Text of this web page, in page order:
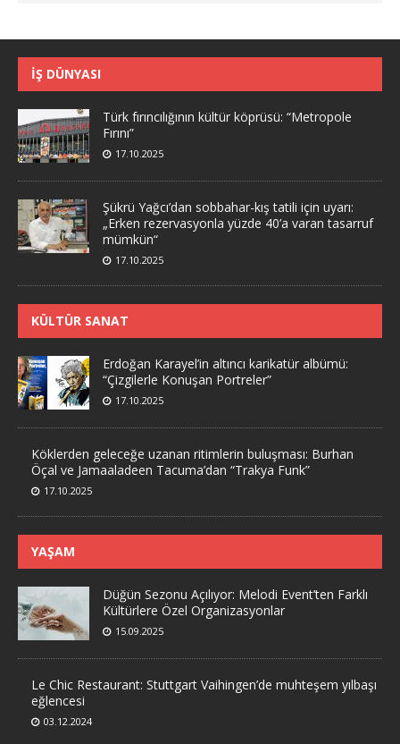
İŞ DÜNYASI
Türk fırıncılığının kültür köprüsü: “Metropole
Fırını”
17.10.2025
Şükrü Yağcı’dan sobbahar-kış tatili için uyarı:
„Erken rezervasyonla yüzde 40’a varan tasarruf
mümkün“
17.10.2025
KÜLTÜR SANAT
Erdoğan Karayel’in altıncı karikatür albümü:
“Çizgilerle Konuşan Portreler”
17.10.2025
Köklerden geleceğe uzanan ritimlerin buluşması: Burhan
Öçal ve Jamaaladeen Tacuma’dan “Trakya Funk”
17.10.2025
YAŞAM
Düğün Sezonu Açılıyor: Melodi Event’ten Farklı
Kültürlere Özel Organizasyonlar
15.09.2025
Le Chic Restaurant: Stuttgart Vaihingen’de muhteşem yılbaşı
eğlencesi
03.12.2024